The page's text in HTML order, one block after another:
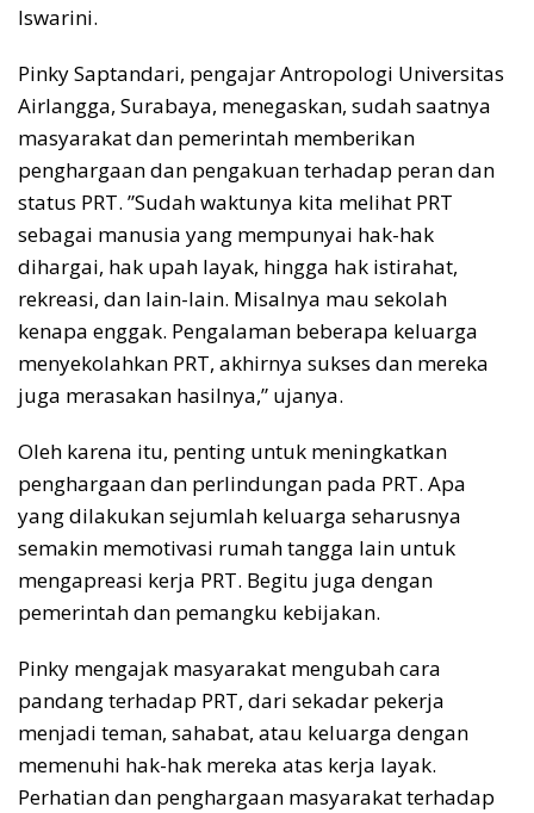
Iswarini.
Pinky Saptandari, pengajar Antropologi Universitas
Airlangga, Surabaya, menegaskan, sudah saatnya
masyarakat dan pemerintah memberikan
penghargaan dan pengakuan terhadap peran dan
status PRT. ”Sudah waktunya kita melihat PRT
sebagai manusia yang mempunyai hak-hak
dihargai, hak upah layak, hingga hak istirahat,
rekreasi, dan lain-lain. Misalnya mau sekolah
kenapa enggak. Pengalaman beberapa keluarga
menyekolahkan PRT, akhirnya sukses dan mereka
juga merasakan hasilnya,” ujanya.
Oleh karena itu, penting untuk meningkatkan
penghargaan dan perlindungan pada PRT. Apa
yang dilakukan sejumlah keluarga seharusnya
semakin memotivasi rumah tangga lain untuk
mengapreasi kerja PRT. Begitu juga dengan
pemerintah dan pemangku kebijakan.
Pinky mengajak masyarakat mengubah cara
pandang terhadap PRT, dari sekadar pekerja
menjadi teman, sahabat, atau keluarga dengan
memenuhi hak-hak mereka atas kerja layak.
Perhatian dan penghargaan masyarakat terhadap